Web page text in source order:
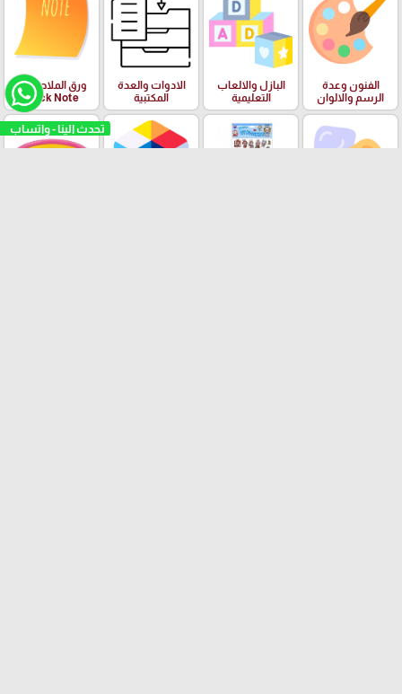
تحدث الينا - واتساب
الفنون وعدة
الرسم والالوان
البازل والالعاب
التعليمية
الادوات والعدة
المكتبية
ورق الملاحظات
Stick Note